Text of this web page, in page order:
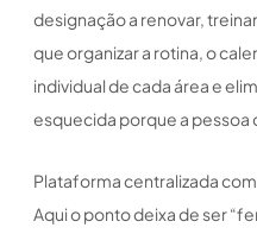
designação a renovar,
que organizar a rotina, o
individual de cada área e
esquecida porque a pessoa
Plataforma centralizada
Aqui o ponto deixa de ser